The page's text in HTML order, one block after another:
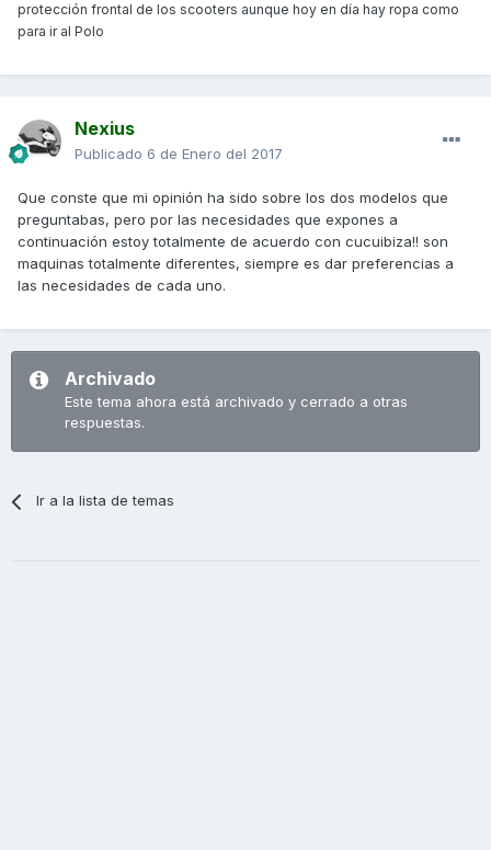
protección frontal de los scooters aunque hoy en día hay ropa como
para ir al Polo
Nexius
Publicado 6 de Enero del 2017
Que conste que mi opinión ha sido sobre los dos modelos que
preguntabas, pero por las necesidades que expones a
continuación estoy totalmente de acuerdo con cucuibiza!! son
maquinas totalmente diferentes, siempre es dar preferencias a
las necesidades de cada uno.
Archivado
Este tema ahora está archivado y cerrado a otras
respuestas.
Ir a la lista de temas